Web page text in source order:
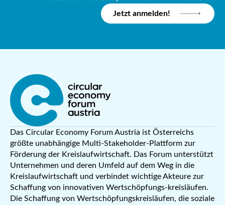
Jetzt anmelden!
Das Circular Economy Forum Austria ist Österreichs
größte unabhängige Multi-Stakeholder-Plattform zur
Förderung der Kreislaufwirtschaft. Das Forum unterstützt
Unternehmen und deren Umfeld auf dem Weg in die
Kreislaufwirtschaft und verbindet wichtige Akteure zur
Schaffung von innovativen Wertschöpfungs-kreisläufen.
Die Schaffung von Wertschöpfungskreisläufen, die soziale